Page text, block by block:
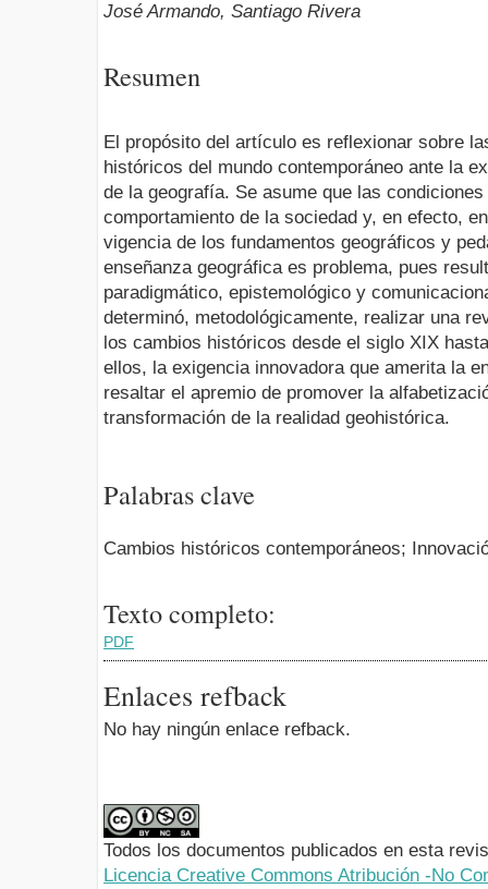
José Armando, Santiago Rivera
Resumen
El propósito del artículo es reflexionar sobre
históricos del mundo contemporáneo ante la
de la geografía. Se asume que las
comportamiento de la sociedad y, en efecto,
vigencia de los fundamentos geográficos y
enseñanza geográfica es problema, pues
paradigmático, epistemológico y
determinó, metodológicamente, realizar una
los cambios históricos desde el siglo XIX
ellos, la exigencia innovadora que amerita la
resaltar el apremio de promover la
transformación de la realidad geohistórica.
Palabras clave
Cambios históricos contemporáneos;
Texto completo:
PDF
Enlaces refback
No hay ningún enlace refback.
Todos los documentos publicados en esta
Licencia Creative Commons Atribución -No